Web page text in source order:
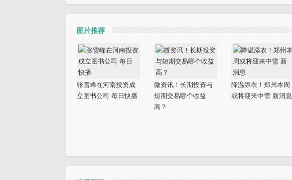
图片推荐
张雪峰在河南投资成
立图书公司 每日快播
微资讯！长期投资与
短期交易哪个收益
高？
降温添衣！郑州本周
或将迎来中雪 新消息